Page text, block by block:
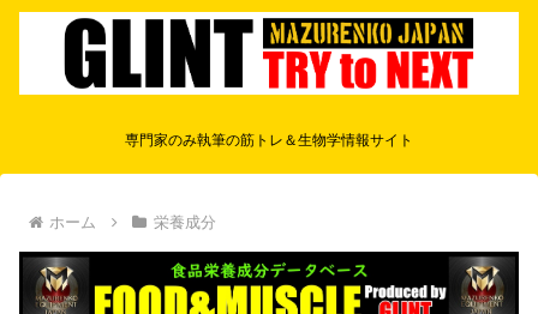
専門家のみ執筆の筋トレ＆生物学情報サイト
ホーム 栄養成分